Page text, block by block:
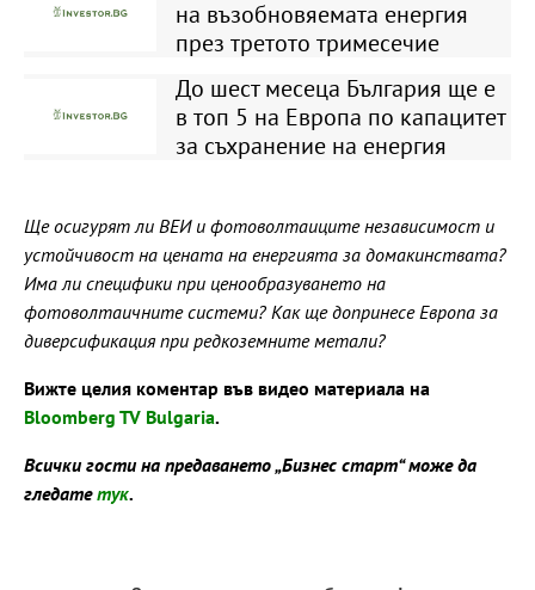
на възобновяемата енергия
през третото тримесечие
До шест месеца България ще е
в топ 5 на Европа по капацитет
за съхранение на енергия
Ще осигурят ли ВЕИ и фотоволтаиците независимост и
устойчивост на цената на енергията за домакинствата?
Има ли специфики при ценообразуването на
фотоволтаичните системи? Как ще допринесе Европа за
диверсификация при редкоземните метали?
Вижте целия коментар във видео материала на
Bloomberg TV Bulgaria.
Всички гости на предаването „Бизнес старт“ може да
гледатетук.